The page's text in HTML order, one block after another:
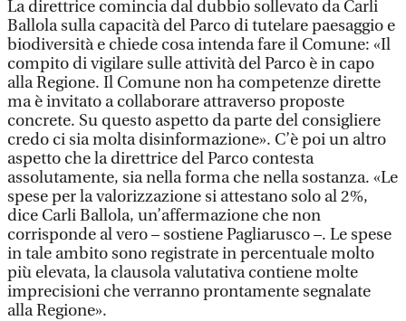
La direttrice comincia dal dubbio sollevato da Carli
Ballola sulla capacità del Parco di tutelare paesaggio e
biodiversità e chiede cosa intenda fare il Comune: «Il
compito di vigilare sulle attività del Parco è in capo
alla Regione. Il Comune non ha competenze dirette
ma è invitato a collaborare attraverso proposte
concrete. Su questo aspetto da parte del consigliere
credo ci sia molta disinformazione». C’è poi un altro
aspetto che la direttrice del Parco contesta
assolutamente, sia nella forma che nella sostanza. «Le
spese per la valorizzazione si attestano solo al 2%,
dice Carli Ballola, un’affermazione che non
corrisponde al vero – sostiene Pagliarusco –. Le spese
in tale ambito sono registrate in percentuale molto
più elevata, la clausola valutativa contiene molte
imprecisioni che verranno prontamente segnalate
alla Regione».